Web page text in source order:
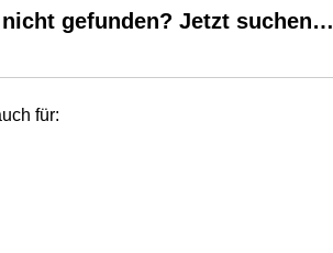
gefunden? Jetzt suchen…
für: